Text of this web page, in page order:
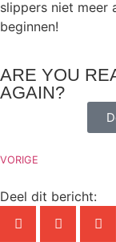
slippers niet meer
beginnen!
ARE YOU
AGAIN?
VORIGE
Deel dit bericht: